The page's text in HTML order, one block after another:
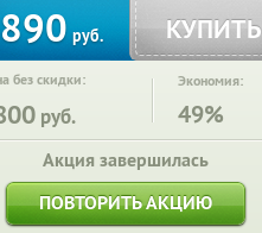
890руб. КУПИТЬ
без скидки:
руб.
Экономия:
49%
Акция завершилась
ПОВТОРИТЬ АКЦИЮ